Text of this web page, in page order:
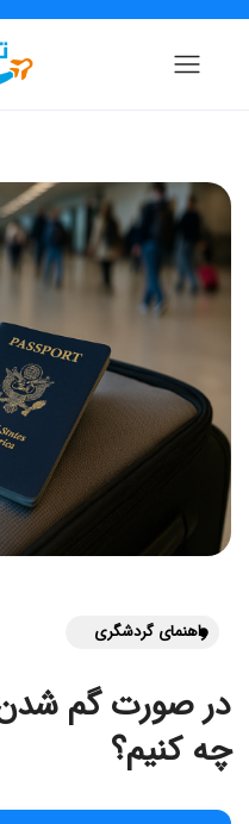
راهنمای گردشگری
در صورت گم
چه کنیم؟